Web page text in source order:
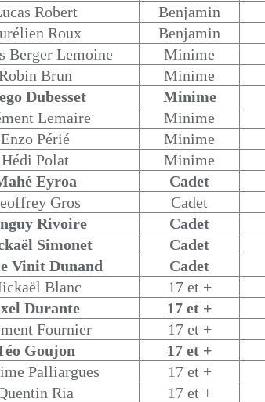
Robert
Benjamin
Roux
Benjamin
Berger Lemoine
Minime
Brun
Minime
Dubesset
Minime
Lemaire
Minime
Enzo Périé
Minime
Hédi Polat
Minime
Eyroa
Cadet
Gros
Cadet
Rivoire
Cadet
Simonet
Cadet
Vinit Dunand
Cadet
Blanc
17 et +
Durante
17 et +
Fournier
17 et +
Goujon
17 et +
Palliargues
17 et +
Ria
17 et +